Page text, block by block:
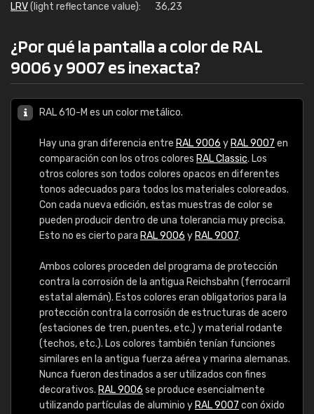
LRV(light reflectance value): 36,23
¿Por qué la pantalla a color de RAL
9006 y 9007 es inexacta?
RAL 610-M es un color metálico.
Hay una gran diferencia entre RAL 9006 y RAL 9007 en
comparación con los otros colores RAL Classic. Los
otros colores son todos colores opacos en diferentes
tonos adecuados para todos los materiales coloreados.
Con cada nueva edición, estas muestras de color se
pueden producir dentro de una tolerancia muy precisa.
Esto no es cierto para RAL 9006 y RAL 9007.
Ambos colores proceden del programa de protección
contra la corrosión de la antigua Reichsbahn (ferrocarril
estatal alemán). Estos colores eran obligatorios para la
protección contra la corrosión de estructuras de acero
(estaciones de tren, puentes, etc.) y material rodante
(techos, etc.). Los colores también tenían funciones
similares en la antigua fuerza aérea y marina alemanas.
Nunca fueron destinados a ser utilizados con fines
decorativos. RAL 9006 se produce esencialmente
utilizando partículas de aluminio y RAL 9007 con óxido